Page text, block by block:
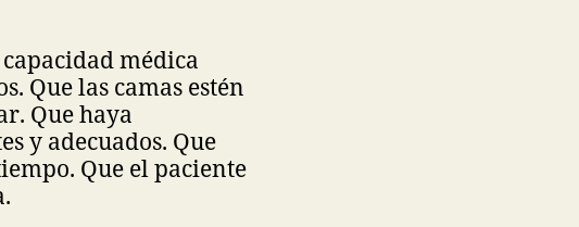
médica
Que las camas estén
Que haya
y adecuados. Que
Que el paciente